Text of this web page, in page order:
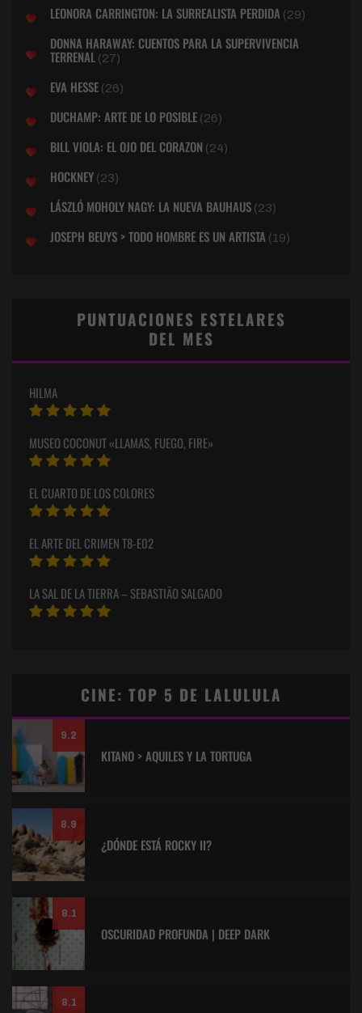
LEONORA CARRINGTON: LA SURREALISTA PERDIDA (29)
DONNA HARAWAY: CUENTOS PARA LA SUPERVIVENCIA
TERRENAL (27)
EVA HESSE (26)
DUCHAMP: ARTE DE LO POSIBLE (26)
BILL VIOLA: EL OJO DEL CORAZON (24)
HOCKNEY (23)
LÁSZLÓ MOHOLY NAGY: LA NUEVA BAUHAUS (23)
JOSEPH BEUYS > TODO HOMBRE ES UN ARTISTA (19)
PUNTUACIONES ESTELARES
DEL MES
HILMA
MUSEO COCONUT «LLAMAS, FUEGO, FIRE»
EL CUARTO DE LOS COLORES
EL ARTE DEL CRIMEN T8-E02
LA SAL DE LA TIERRA – SEBASTIÃO SALGADO
CINE: TOP 5 DE LALULULA
9.2
KITANO > AQUILES Y LA TORTUGA
8.9
¿DÓNDE ESTÁ ROCKY II?
8.1
OSCURIDAD PROFUNDA | DEEP DARK
8.1